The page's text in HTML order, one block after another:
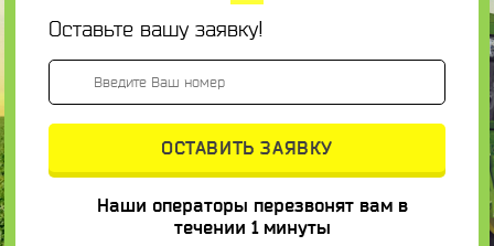
Оставьте вашу заявку!
Наши операторы перезвонят вам в
течении 1 минуты